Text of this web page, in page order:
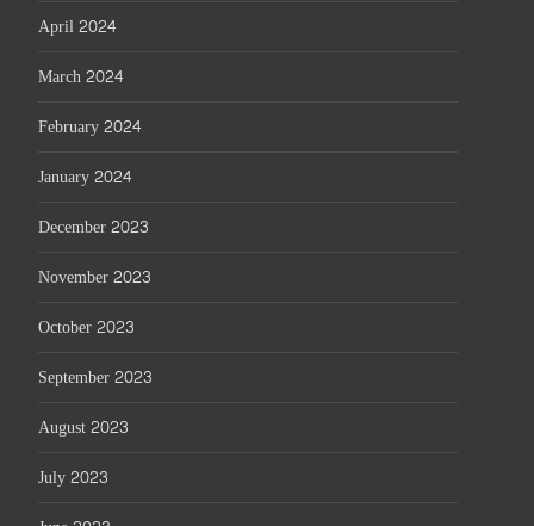
April 2024
March 2024
February 2024
January 2024
December 2023
November 2023
October 2023
September 2023
August 2023
July 2023